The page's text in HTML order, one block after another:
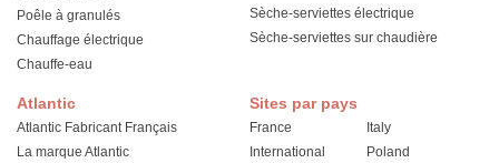
Atlantic
Atlantic Fabricant Français
La marque Atlantic
Poêle à granulés
Chauffage électrique
Chauffe-eau
Sèche-serviettes électrique
Sèche-serviettes sur chaudière
Sites par pays
France
International
Italy
Poland